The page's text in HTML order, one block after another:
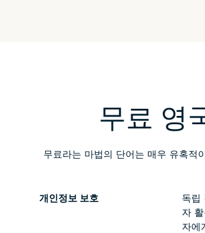
무료 영
무료라는 마법의 단어는 매우 유혹적
개인정보 보호
독립
자
자에